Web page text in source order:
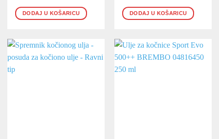
DODAJ U KOŠARICU DODAJ U KOŠARICU